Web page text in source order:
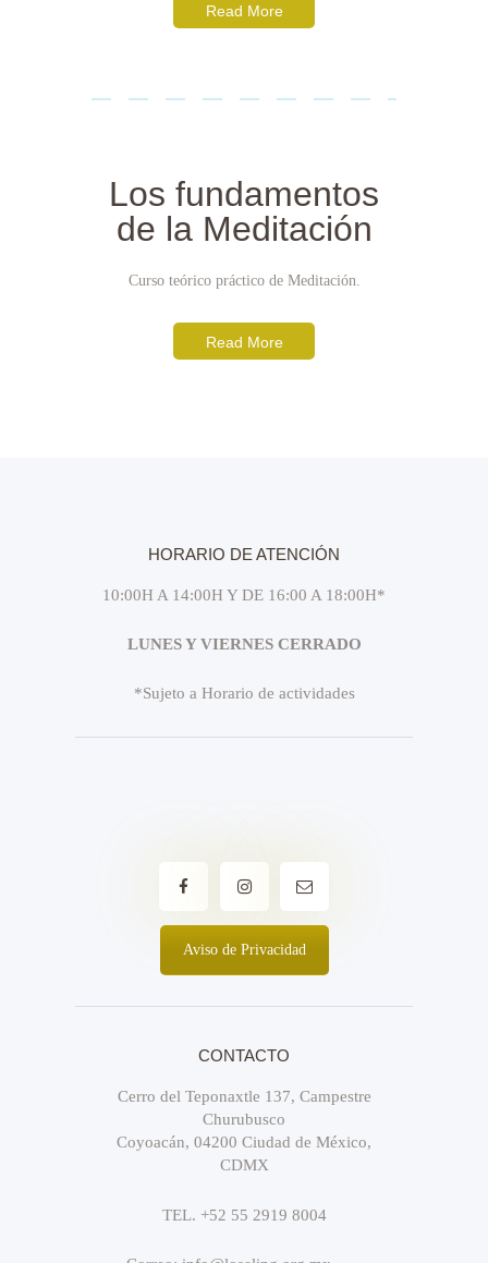
Read More
Los fundamentos
de la Meditación
Curso teórico práctico de Meditación.
Read More
HORARIO DE ATENCIÓN
10:00H A 14:00H Y DE 16:00 A 18:00H*
LUNES Y VIERNES CERRADO
*Sujeto a Horario de actividades
Aviso de Privacidad
CONTACTO
Cerro del Teponaxtle 137, Campestre
Churubusco
Coyoacán, 04200 Ciudad de México,
CDMX
TEL. +52 55 2919 8004